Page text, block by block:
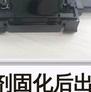
固化后